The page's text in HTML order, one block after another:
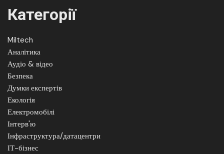
Категорії
Miltech
Аналітика
Аудіо & відео
Безпека
Думки експертів
Екологія
Електромобілі
Інтерв'ю
Інфраструктура/датацентри
ІТ-бізнес